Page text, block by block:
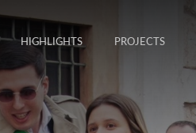
HIGHLIGHTS PROJECTS